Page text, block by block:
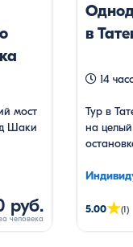
мост
Шаки
руб.
в
14
Тур в
на
дороге
5.00★(1)